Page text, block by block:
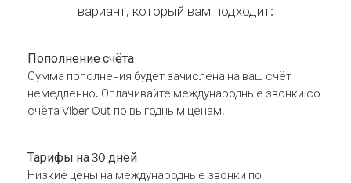
вариант, который вам подходит:
Пополнение счёта
Сумма пополнения будет зачислена на ваш счёт
немедленно. Оплачивайте международные звонки со
счёта Viber Out по выгодным ценам.
Тарифы на 30 дней
Низкие цены на международные звонки по